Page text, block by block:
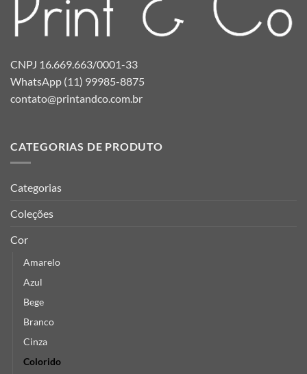
CNPJ 16.669.663/0001-33
WhatsApp (11) 99985-8875
contato@printandco.com.br
CATEGORIAS DE PRODUTO
Categorias
Coleções
Cor
Amarelo
Azul
Bege
Branco
Cinza
Colorido